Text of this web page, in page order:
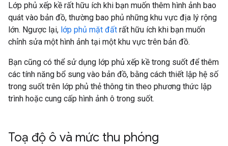
Lớp phủ xếp kề rất hữu ích khi bạn muốn thêm hình ảnh bao
quát vào bản đồ, thường bao phủ những khu vực địa lý rộng
lớn. Ngược lại, lớp phủ mặt đất rất hữu ích khi bạn muốn
chỉnh sửa một hình ảnh tại một khu vực trên bản đồ.
Bạn cũng có thể sử dụng lớp phủ xếp kề trong suốt để thêm
các tính năng bổ sung vào bản đồ, bằng cách thiết lập hệ số
trong suốt trên lớp phủ thẻ thông tin theo phương thức lập
trình hoặc cung cấp hình ảnh ô trong suốt.
Toạ độ ô và mức thu phóng